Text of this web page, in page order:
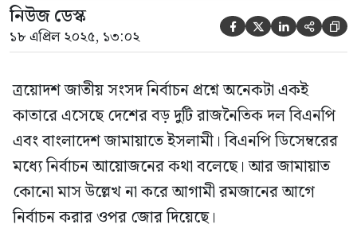
নিউজ ডেস্ক
১৮ এপ্রিল ২০২৫, ১৩:০২     
ত্রয়োদশ জাতীয় সংসদ নির্বাচন প্রশ্নে অনেকটা একই
কাতারে এসেছে দেশের বড় দুটি রাজনৈতিক দল বিএনপি
এবং বাংলাদেশ জামায়াতে ইসলামী। বিএনপি ডিসেম্বরের
মধ্যে নির্বাচন আয়োজনের কথা বলেছে। আর জামায়াত
কোনো মাস উল্লেখ না করে আগামী রমজানের আগে
নির্বাচন করার ওপর জোর দিয়েছে।